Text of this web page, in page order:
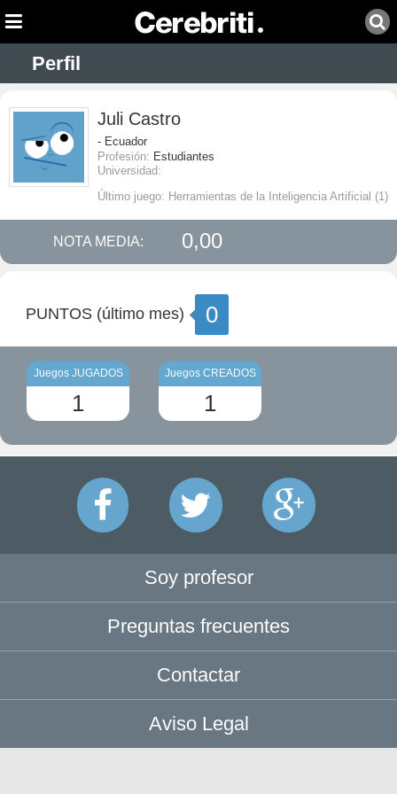
Perfil
Juli Castro
- Ecuador
Profesión: Estudiantes
Universidad:
Último juego: Herramientas de la Inteligencia Artificial (1)
NOTA MEDIA: 0,00
PUNTOS (último mes) 0
Juegos JUGADOS
1
Juegos CREADOS
1
Soy profesor
Preguntas frecuentes
Contactar
Aviso Legal